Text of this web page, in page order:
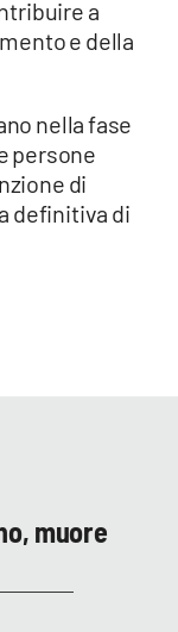
a
e della
nella fase
persone
di
definitiva di
muore